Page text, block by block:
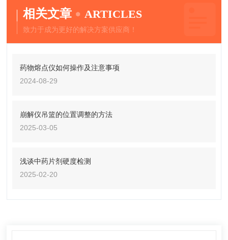
相关文章 ARTICLES
致力于成为更好的解决方案供应商！
药物熔点仪如何操作及注意事项
2024-08-29
崩解仪吊篮的位置调整的方法
2025-03-05
浅谈中药片剂硬度检测
2025-02-20